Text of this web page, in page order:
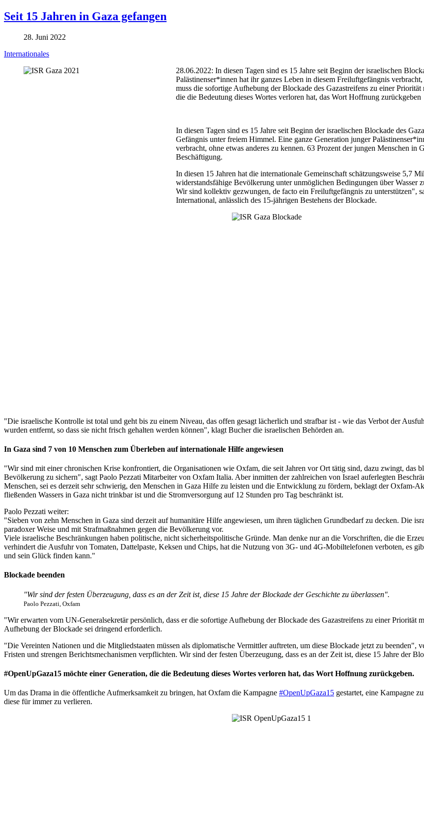
Seit 15 Jahren in Gaza gefangen
28. Juni 2022
Internationales
28.06.2022: In diesen Tagen sind es 15 Jahre seit Beginn der israelischen
Palästinenser*innen hat ihr ganzes Leben in diesem Freiluftgefängnis
muss die sofortige Aufhebung der Blockade des Gazastreifens zu einer
die die Bedeutung dieses Wortes verloren hat, das Wort Hoffnung zurückgeben
In diesen Tagen sind es 15 Jahre seit Beginn der israelischen Blockade des
Gefängnis unter freiem Himmel. Eine ganze Generation junger
verbracht, ohne etwas anderes zu kennen. 63 Prozent der jungen Menschen
Beschäftigung.
In diesen 15 Jahren hat die internationale Gemeinschaft schätzungsweise 5,7
widerstandsfähige Bevölkerung unter unmöglichen Bedingungen über
Wir sind kollektiv gezwungen, de facto ein Freiluftgefängnis zu unterstützen",
International, anlässlich des 15-jährigen Bestehens der Blockade.
"Die israelische Kontrolle ist total und geht bis zu einem Niveau, das offen gesagt lächerlich und strafbar ist - wie das Verbot der
wurden entfernt, so dass sie nicht frisch gehalten werden können", klagt Bucher die israelischen Behörden an.
In Gaza sind 7 von 10 Menschen zum Überleben auf internationale Hilfe angewiesen
"Wir sind mit einer chronischen Krise konfrontiert, die Organisationen wie Oxfam, die seit Jahren vor Ort tätig sind, dazu zwingt, das
Bevölkerung zu sichern", sagt Paolo Pezzati Mitarbeiter von Oxfam Italia. Aber inmitten der zahlreichen von Israel auferlegten
Menschen, sei es derzeit sehr schwierig, den Menschen in Gaza Hilfe zu leisten und die Entwicklung zu fördern, beklagt der Oxfam-
fließenden Wassers in Gaza nicht trinkbar ist und die Stromversorgung auf 12 Stunden pro Tag beschränkt ist.
Paolo Pezzati weiter:
"Sieben von zehn Menschen in Gaza sind derzeit auf humanitäre Hilfe angewiesen, um ihren täglichen Grundbedarf zu decken. Die
paradoxer Weise und mit Strafmaßnahmen gegen die Bevölkerung vor.
Viele israelische Beschränkungen haben politische, nicht sicherheitspolitische Gründe. Man denke nur an die Vorschriften, die die
verhindert die Ausfuhr von Tomaten, Dattelpaste, Keksen und Chips, hat die Nutzung von 3G- und 4G-Mobiltelefonen verboten, es
und sein Glück finden kann."
Blockade beenden
"Wir sind der festen Überzeugung, dass es an der Zeit ist, diese 15 Jahre der Blockade der Geschichte zu überlassen".
Paolo Pezzati, Oxfam
"Wir erwarten vom UN-Generalsekretär persönlich, dass er die sofortige Aufhebung der Blockade des Gazastreifens zu einer
Aufhebung der Blockade sei dringend erforderlich.
"Die Vereinten Nationen und die Mitgliedstaaten müssen als diplomatische Vermittler auftreten, um diese Blockade jetzt zu beenden",
Fristen und strengen Berichtsmechanismen verpflichten. Wir sind der festen Überzeugung, dass es an der Zeit ist, diese 15 Jahre der
#OpenUpGaza15 möchte einer Generation, die die Bedeutung dieses Wortes verloren hat, das Wort Hoffnung zurückgeben.
Um das Drama in die öffentliche Aufmerksamkeit zu bringen, hat Oxfam die Kampagne #OpenUpGaza15 gestartet, eine Kampagne
diese für immer zu verlieren.